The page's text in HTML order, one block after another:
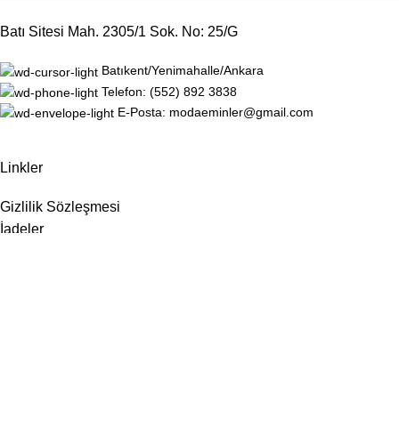
Batı Sitesi Mah. 2305/1 Sok. No: 25/G
Batıkent/Yenimahalle/Ankara
Telefon: (552) 892 3838
E-Posta: modaeminler@gmail.com
Linkler
Gizlilik Sözleşmesi
İadeler